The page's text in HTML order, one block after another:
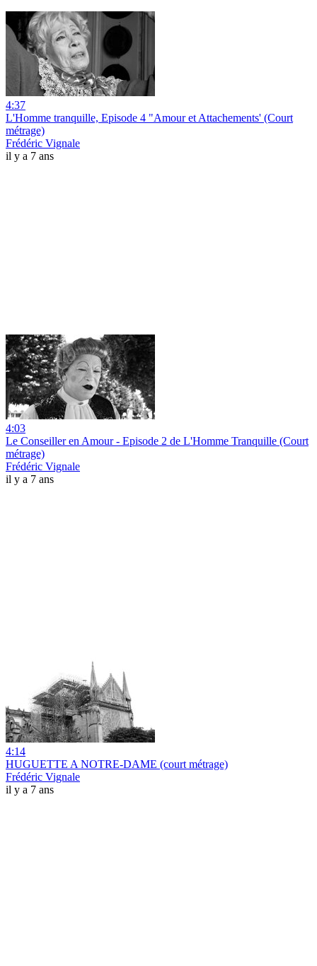
4:37
L'Homme tranquille, Episode 4 "Amour et Attachements' (Court
métrage)
Frédéric Vignale
il y a 7 ans
4:03
Le Conseiller en Amour - Episode 2 de L'Homme Tranquille (Court
métrage)
Frédéric Vignale
il y a 7 ans
4:14
HUGUETTE A NOTRE-DAME (court métrage)
Frédéric Vignale
il y a 7 ans